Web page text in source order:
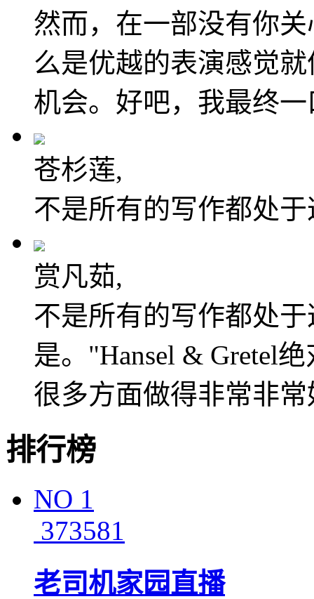
然而，在一部没有你
么是优越的表演感觉
机会。好吧，我最终
苍杉莲,
不是所有的写作都处
赏凡茹,
不是所有的写作都处
是。"Hansel & Gretel
很多方面做得非常非
排行榜
NO 1
373581
老司机家园直播